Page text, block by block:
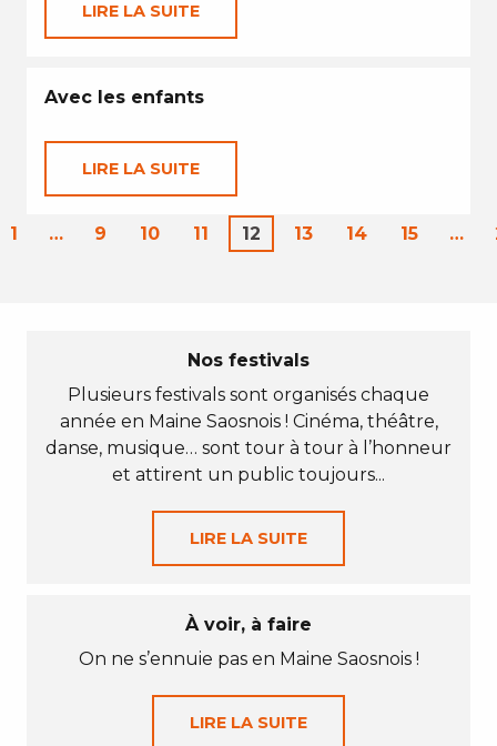
LIRE LA SUITE
Avec les enfants
LIRE LA SUITE
1 … 9 10 11 12 13 14 15 …
Nos festivals
Plusieurs festivals sont organisés chaque
année en Maine Saosnois ! Cinéma, théâtre,
danse, musique… sont tour à tour à l’honneur
et attirent un public toujours...
LIRE LA SUITE
À voir, à faire
On ne s’ennuie pas en Maine Saosnois !
LIRE LA SUITE